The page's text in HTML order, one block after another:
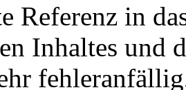
Referenz in
Inhaltes und